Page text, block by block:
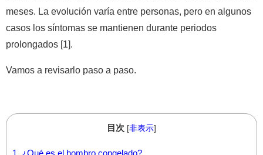
meses. La evolución varía entre personas, pero en algunos
casos los síntomas se mantienen durante periodos
prolongados [1].
Vamos a revisarlo paso a paso.
目次 [非表示]
1.
¿Qué es el hombro congelado?